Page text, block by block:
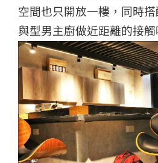
空間也只開放一樓，同時
與型男主廚做近距離的接觸